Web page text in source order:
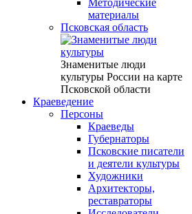
Методические
материалы
Псковская область
Знаменитые люди
культуры России на карте
Псковской области
Краеведение
Персоны
Краеведы
Губернаторы
Псковские писатели
и деятели культуры
Художники
Архитекторы,
реставраторы